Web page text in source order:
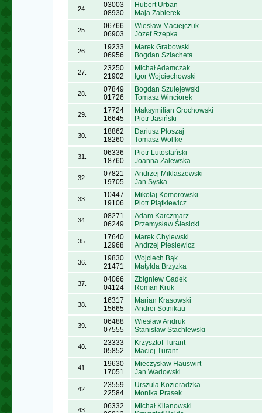
24.
03003
08930
Hubert Urban
Maja Żabierek
25.
06766
06903
Wiesław Maciejczuk
Józef Rzepka
26.
19233
06956
Marek Grabowski
Bogdan Szlacheta
27.
23250
21902
Michał Adamczak
Igor Wojciechowski
28.
07849
01726
Bogdan Szulejewski
Tomasz Winciorek
29.
17724
16645
Maksymilian Grochowski
Piotr Jasiński
30.
18862
18260
Dariusz Płoszaj
Tomasz Wolfke
31.
06336
18760
Piotr Lutostański
Joanna Zalewska
32.
07821
19705
Andrzej Miklaszewski
Jan Syska
33.
10447
19106
Mikołaj Komorowski
Piotr Piątkiewicz
34.
08271
06249
Adam Karczmarz
Przemysław Ślesicki
35.
17640
12968
Marek Chylewski
Andrzej Piesiewicz
36.
19830
21471
Wojciech Bąk
Matylda Brzyzka
37.
04066
04124
Zbigniew Gadek
Roman Kruk
38.
16317
15665
Marian Krasowski
Andrei Sotnikau
39.
06488
07555
Wiesław Andruk
Stanisław Stachlewski
40.
23333
05852
Krzysztof Turant
Maciej Turant
41.
19630
17051
Mieczysław Hauswirt
Jan Wadowski
42.
23559
22584
Urszula Kozieradzka
Monika Prasek
43.
06332
Michał Kilanowski